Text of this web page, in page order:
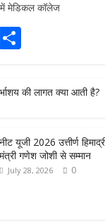
में मेडिकल कॉलेज
p
p
S
ar
e
की लागत क्या आती है?
नीट यूजी 2026 उत्तीर्ण
मंत्री गणेश जोशी से सम्मान
July 28, 2026 0